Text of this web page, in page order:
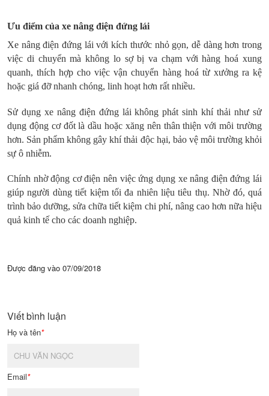
Ưu điểm của xe nâng điện đứng lái
Xe nâng điện đứng lái với kích thước nhỏ gọn, dễ dàng hơn trong
việc di chuyển mà không lo sợ bị va chạm với hàng hoá xung
quanh, thích hợp cho việc vận chuyển hàng hoá từ xưởng ra kệ
hoặc giá đỡ nhanh chóng, linh hoạt hơn rất nhiều.
Sử dụng xe nâng điện đứng lái không phát sinh khí thải như sử
dụng động cơ đốt là dầu hoặc xăng nên thân thiện với môi trường
hơn. Sản phẩm không gây khí thải độc hại, bảo vệ môi trường khỏi
sự ô nhiễm.
Chính nhờ động cơ điện nên việc ứng dụng xe nâng điện đứng lái
giúp người dùng tiết kiệm tối đa nhiên liệu tiêu thụ. Nhờ đó, quá
trình bảo dưỡng, sửa chữa tiết kiệm chi phí, nâng cao hơn nữa hiệu
quả kinh tế cho các doanh nghiệp.
Được đăng vào 07/09/2018
Viết bình luận
Họ và tên*
Email*